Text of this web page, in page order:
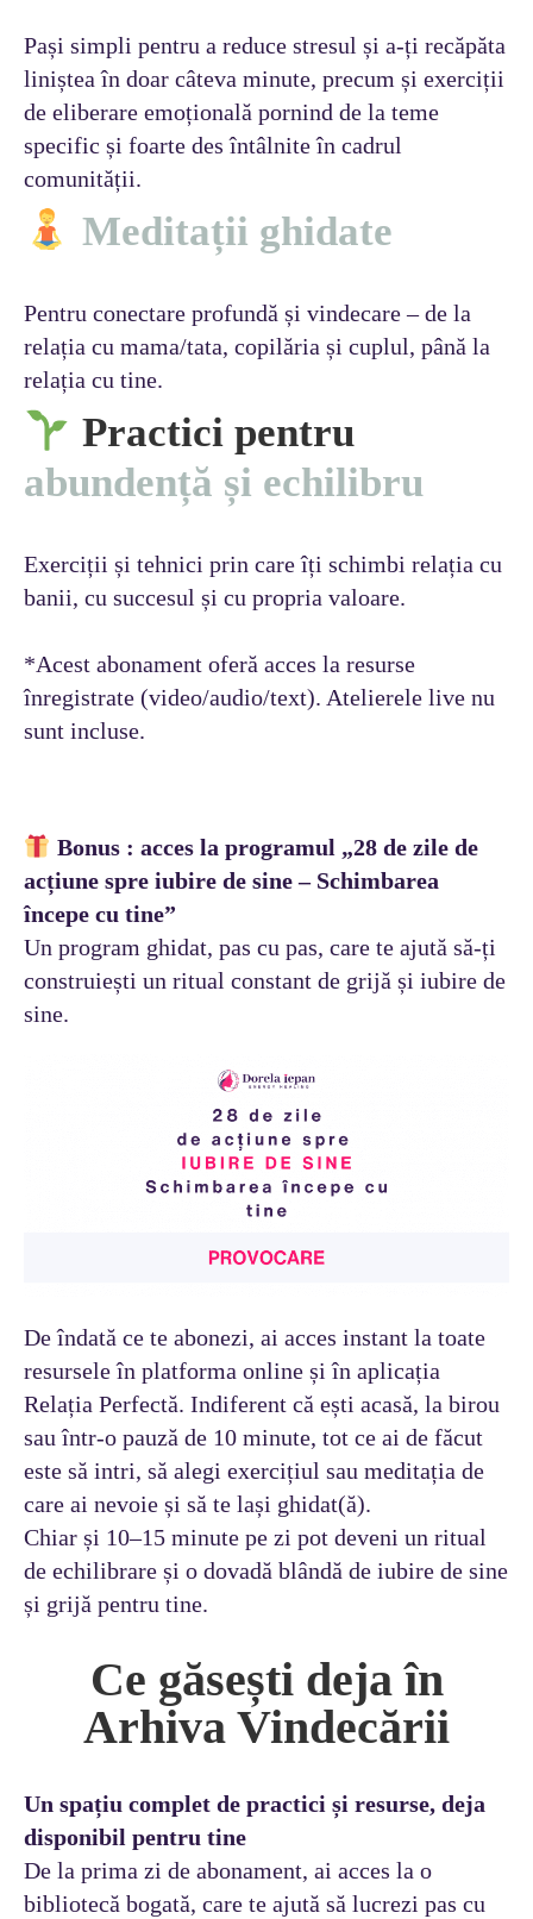
Pași simpli pentru a reduce stresul și a-ți recăpăta
liniștea în doar câteva minute, precum și exerciții
de eliberare emoțională pornind de la teme
specific și foarte des întâlnite în cadrul
comunității.
Meditații ghidate
Pentru conectare profundă și vindecare – de la
relația cu mama/tata, copilăria și cuplul, până la
relația cu tine.
Practici pentru
abundență și echilibru
Exerciții și tehnici prin care îți schimbi relația cu
banii, cu succesul și cu propria valoare.
*Acest abonament oferă acces la resurse
înregistrate (video/audio/text). Atelierele live nu
sunt incluse.
Bonus : acces la programul „28 de zile de
acțiune spre iubire de sine – Schimbarea
începe cu tine”
Un program ghidat, pas cu pas, care te ajută să-ți
construiești un ritual constant de grijă și iubire de
sine.
De îndată ce te abonezi, ai acces instant la toate
resursele în platforma online și în aplicația
Relația Perfectă. Indiferent că ești acasă, la birou
sau într-o pauză de 10 minute, tot ce ai de făcut
este să intri, să alegi exercițiul sau meditația de
care ai nevoie și să te lași ghidat(ă).
Chiar și 10–15 minute pe zi pot deveni un ritual
de echilibrare și o dovadă blândă de iubire de sine
și grijă pentru tine.
Ce găsești deja în
Arhiva Vindecării
Un spațiu complet de practici și resurse, deja
disponibil pentru tine
De la prima zi de abonament, ai acces la o
bibliotecă bogată, care te ajută să lucrezi pas cu